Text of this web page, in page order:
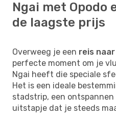
Ngai met Opodo
de laagste prijs
Overweeg je een reis naar
perfecte moment om je
Ngai heeft die speciale
Het is een ideale
stadstrip, een
uitstapje dat je steeds